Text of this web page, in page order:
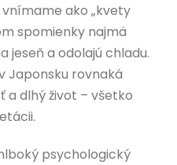
ako „kvety
spomienky najmä
jeseň a odolajú chladu.
Japonsku rovnaká
a dlhý život – všetko
psychologický